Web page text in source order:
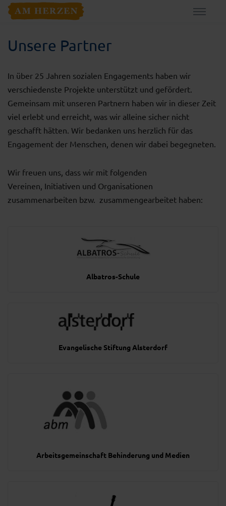
Unsere Partner
In über 25 Jahren sozialen Engagements haben wir
verschiedenste Projekte unterstützt und gefördert.
Gemeinsam mit unseren Partnern haben wir in dieser Zeit
viel erlebt und erreicht, was wir alleine sicher nicht
geschafft hätten. Wir bedanken uns herzlich für das
Engagement der Menschen, denen wir dabei begegneten.
Wir freuen uns, dass wir mit folgenden
Vereinen, Initiativen und Organisationen
zusammenarbeiten bzw. zusammengearbeitet haben:
Albatros-Schule
Evangelische Stiftung Alsterdorf
Arbeitsgemeinschaft Behinderung und Medien